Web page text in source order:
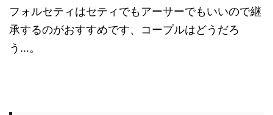
フォルセティはセティでもアーサーでもいいので継
承するのがおすすめです、コープルはどうだろ
う…。